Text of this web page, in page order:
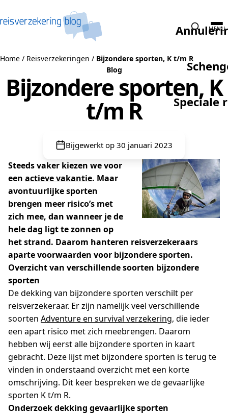
Speciale
MENU
Home / Reisverzekeringen / Bijzondere sporten, K t/m R
Blog
Bijzondere sporten, K
t/m R
Bijgewerkt op 30 januari 2023
Steeds vaker kiezen we voor
een actieve vakantie. Maar
avontuurlijke sporten
brengen meer risico’s met
zich mee, dan wanneer je de
hele dag ligt te zonnen op
het strand. Daarom hanteren reisverzekeraars
aparte voorwaarden voor bijzondere sporten.
Overzicht van verschillende soorten bijzondere
sporten
De dekking van bijzondere sporten verschilt per
reisverzekeraar. Er zijn namelijk veel verschillende
soorten Adventure en survival verzekering, die ieder
een apart risico met zich meebrengen. Daarom
hebben wij eerst alle bijzondere sporten in kaart
gebracht. Deze lijst met bijzondere sporten is terug te
vinden in onderstaand overzicht met een korte
omschrijving. Dit keer bespreken we de gevaarlijke
sporten K t/m R.
Onderzoek dekking gevaarlijke sporten